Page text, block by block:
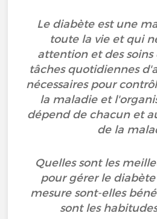
Le diabète est une
toute la vie et qui
attention et des soins
tâches quotidiennes
nécessaires pour
la maladie et
dépend de chacun et
de la
Quelles sont les
pour gérer le diabète
mesure sont-elles
sont les